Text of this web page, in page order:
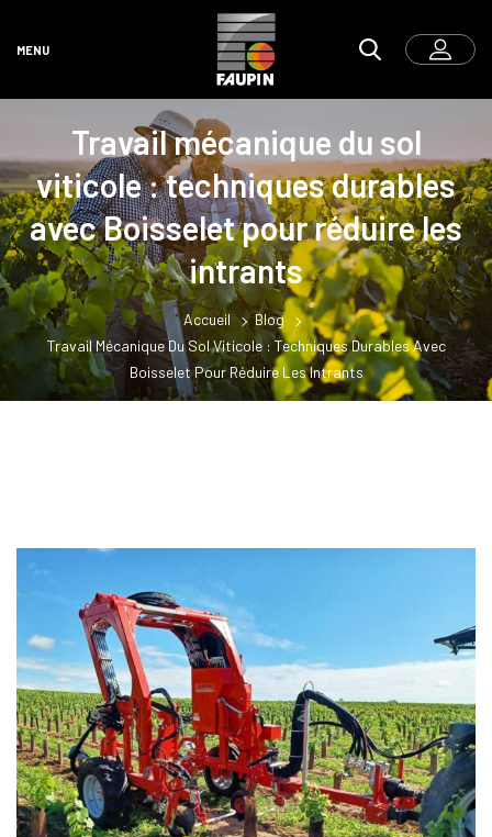
MENU
Travail mécanique du sol
viticole : techniques durables
avec Boisselet pour réduire les
intrants
Accueil
Blog
Travail Mécanique Du Sol Viticole : Techniques Durables Avec
Boisselet Pour Réduire Les Intrants